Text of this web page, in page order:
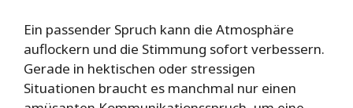
Ein passender Spruch kann die Atmosphäre
auflockern und die Stimmung sofort verbessern.
Gerade in hektischen oder stressigen
Situationen braucht es manchmal nur einen